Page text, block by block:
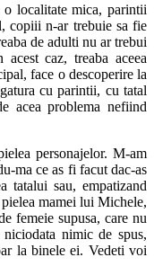
localitate mica, parintii
copiii n-ar trebuie sa fie
de adulti nu ar trebui
caz, treaba aceea
face o descoperire la
cu parintii, cu tatal
acea problema nefiind
personajelor. M-am
ma ce as fi facut dac-as
sau, empatizand
mamei lui Michele,
femeie supusa, care nu
nimic de spus,
la binele ei. Vedeti voi